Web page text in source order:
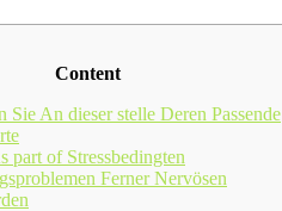
Content
Sie An dieser stelle Deren Passende
part of Stressbedingten
Ferner Nervösen